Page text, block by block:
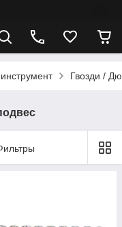
Гвозди /